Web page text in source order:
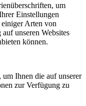
um
Einstellungen
einiger Arten von
unseren Websites
können.
Ihnen die auf unserer
zur Verfügung zu